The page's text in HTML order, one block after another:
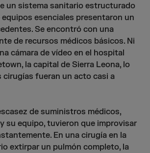
un sistema sanitario estructurado
equipos esenciales presentaron un
Se encontró con una
de recursos médicos básicos. Ni
cámara de vídeo en el hospital
la capital de Sierra Leona, lo
cirugías fueran un acto casi a
de suministros médicos,
su equipo, tuvieron que improvisar
En una cirugía en la
extirpar un pulmón completo, la